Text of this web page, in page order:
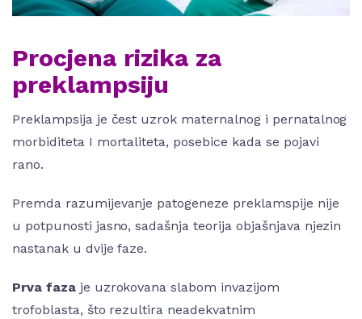
Procjena rizika za
preklampsiju
Preklampsija je čest uzrok maternalnog i pernatalnog
morbiditeta I mortaliteta, posebice kada se pojavi
rano.
Premda razumijevanje patogeneze preklamspije nije
u potpunosti jasno, sadašnja teorija objašnjava njezin
nastanak u dvije faze.
Prva fazaje uzrokovana slabom invazijom
trofoblasta, što rezultira neadekvatnim